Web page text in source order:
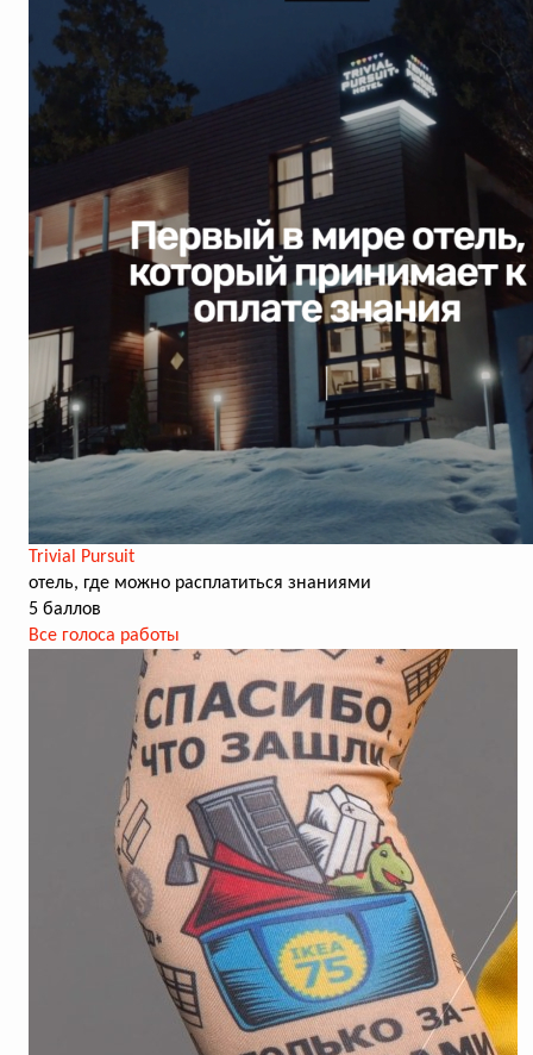
Trivial Pursuit
отель, где можно расплатиться знаниями
5 баллов
Все голоса работы